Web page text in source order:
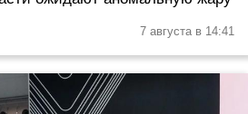
7 августа в 14:41